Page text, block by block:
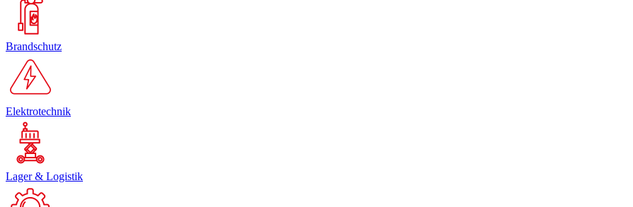
Brandschutz
Elektrotechnik
Lager & Logistik